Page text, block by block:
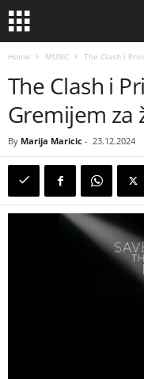
Home MUSIC The Clash i
The Clash i
Gremijem za
By Marija Maricic - 23.12.2024